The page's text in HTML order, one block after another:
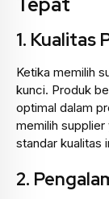
1. Kualitas
Ketika memilih
kunci. Produk
optimal dalam
memilih
standar kualitas
2.